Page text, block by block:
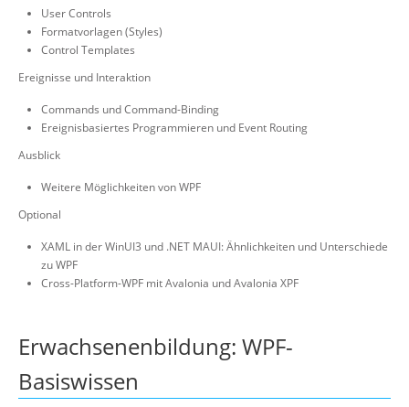
User Controls
Formatvorlagen (Styles)
Control Templates
Ereignisse und Interaktion
Commands und Command-Binding
Ereignisbasiertes Programmieren und Event Routing
Ausblick
Weitere Möglichkeiten von WPF
Optional
XAML in der WinUI3 und .NET MAUI: Ähnlichkeiten und Unterschiede
zu WPF
Cross-Platform-WPF mit Avalonia und Avalonia XPF
Erwachsenenbildung: WPF-
Basiswissen